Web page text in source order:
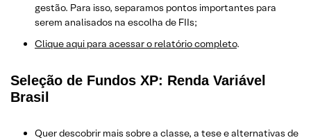
gestão. Para isso, separamos pontos importantes para
serem analisados na escolha de FIIs;
Clique aqui para acessar o relatório completo.
Seleção de Fundos XP: Renda Variável
Brasil
Quer descobrir mais sobre a classe, a tese e alternativas de